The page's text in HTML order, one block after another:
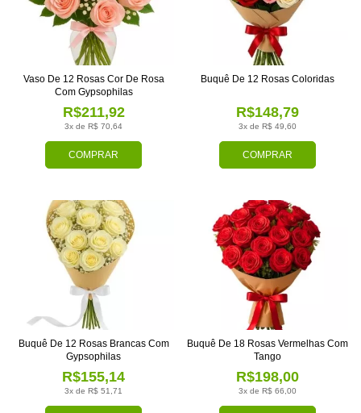
COMPRAR
3x de R$ 70,64
R$211,92
Vaso De 12 Rosas Cor De Rosa
Com Gypsophilas
COMPRAR
3x de R$ 49,60
R$148,79
Buquê De 12 Rosas Coloridas
3x de R$ 51,71
R$155,14
Buquê De 12 Rosas Brancas Com
Gypsophilas
3x de R$ 66,00
R$198,00
Buquê De 18 Rosas Vermelhas Com
Tango